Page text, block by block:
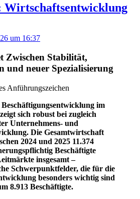
Wirtschaftsentwicklung
um 16:37
Zwischen Stabilität,
und neuer Spezialisierung
im
sich robust bei zugleich
Unternehmens- und
Die Gesamtwirtschaft
2024 und 2025 11.374
Beschäftigte
insgesamt –
Schwerpunktfelder, die für die
besonders wichtig sind
8.913 Beschäftigte.